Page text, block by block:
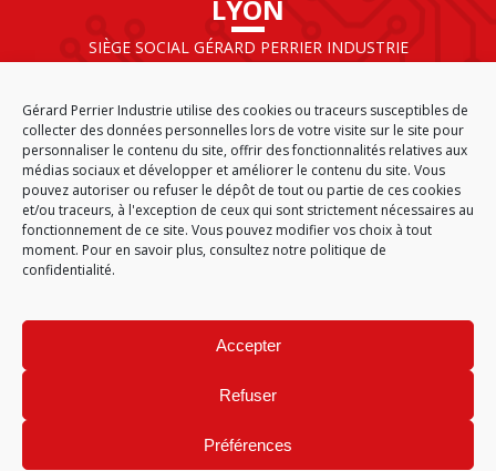
Gérard Perrier Industrie utilise des cookies ou traceurs susceptibles de
collecter des données personnelles lors de votre visite sur le site pour
personnaliser le contenu du site, offrir des fonctionnalités relatives aux
médias sociaux et développer et améliorer le contenu du site. Vous
pouvez autoriser ou refuser le dépôt de tout ou partie de ces cookies
et/ou traceurs, à l'exception de ceux qui sont strictement nécessaires au
fonctionnement de ce site. Vous pouvez modifier vos choix à tout
moment. Pour en savoir plus, consultez notre politique de
confidentialité.
Accepter
Refuser
Préférences
LYON
SIÈGE SOCIAL GÉRARD PERRIER INDUSTRIE
69125 LYON AÉROPORT SAINT EXUPÉRY
FRANCE
ACCUEIL CGA PLAN DU SITE
MENTIONS LÉGALES
DONNÉES PERSONNELLES
GÉRARD PERRIER INDUSTRIE – TOUS DROITS RÉSERVÉS
Site réalisé par